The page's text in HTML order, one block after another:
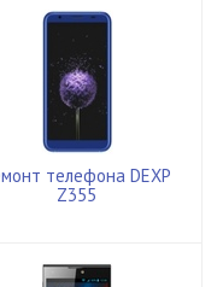
телефона DEXP
Z355